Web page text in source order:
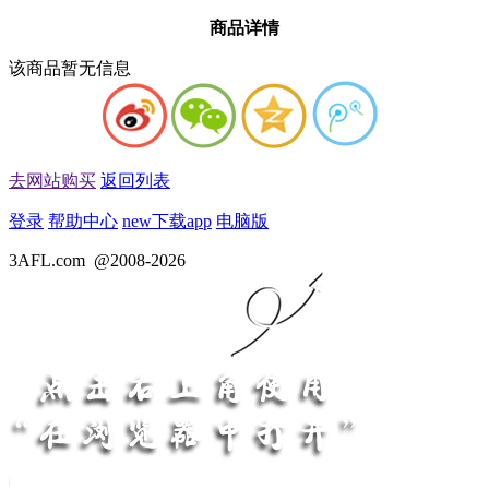
商品详情
该商品暂无信息
去网站购买 返回列表
登录 帮助中心 new下载app 电脑版
3AFL.com @2008-2026